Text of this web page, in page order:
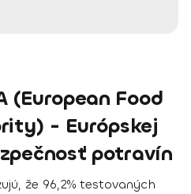
(European Food
- Európskej
potravín
že 96,2% testovaných